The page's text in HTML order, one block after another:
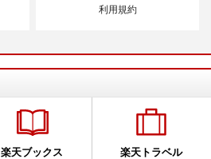
利用規約
楽天ブックス 楽天トラベル